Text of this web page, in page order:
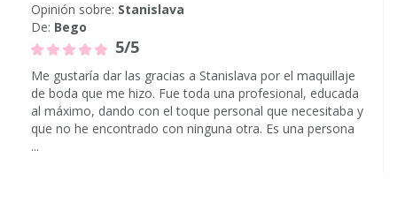
Opinión sobre: Stanislava
De: Bego
5/5
Me gustaría dar las gracias a Stanislava por el maquillaje
de boda que me hizo. Fue toda una profesional, educada
al máximo, dando con el toque personal que necesitaba y
que no he encontrado con ninguna otra. Es una persona
...